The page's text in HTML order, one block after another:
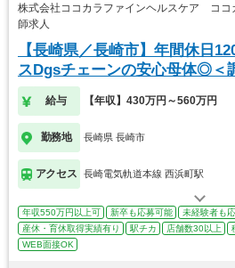
株式会社ココカラファインヘルスケア ココ
師求人
【長崎県／長崎市】年間休日
スDgsチェーンの安心母体◎＜
給与 【年収】430万円～560万円
勤務地 長崎県 長崎市
アクセス 長崎電気軌道本線 西浜町駅
年収550万円以上可 新卒も応募可能 未経験者も
産休・育休取得実績有り
駅チカ 店舗数30以上
WEB面接OK